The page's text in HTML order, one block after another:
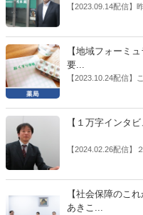
情報企画課セルフケ
公一氏や青山学院大
【2023.09.14配信】
員を「自民党神奈
候補の前提となる
た同氏の復活に向け
感の払拭できない医
の、薬剤師業界の強
【地域フォーミ
要...
【2023.10.24配信】
推進」などが目的
た。医薬品の安定供
飯田市）は、会員薬
受け、安定供給確保
【１万字インタ
【2024.02.26配信】
た。本紙では、厚
【社会保障のこ
あきこ...